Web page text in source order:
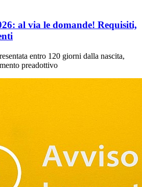
al via le domande! Requisiti,
entro 120 giorni dalla nascita,
preadottivo